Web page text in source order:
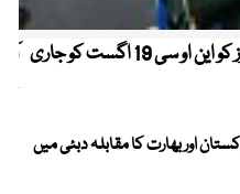
کیریبین پریمیئر لیگ ، قومی کرکٹرز کو این او سی 19 اگست کو جاری
ایشیا کپ 2026، پاکستان اور بھارت کا مقابلہ دبئی میں